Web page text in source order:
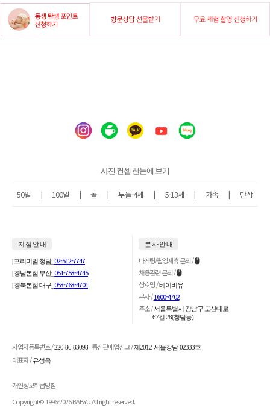
사진 컨셉 한눈에 보기
50일 | 100일 | 돌 | 두돌-4세 | 5-13세 | 가족 | 만삭
지 점 안 내
| 프리미엄 청담_ 02-512-7747
| 경남본점 부산_ 051-753-4745
| 경북본점 대구_ 053-763-4701
본 사 안 내
마케팅/촬영제휴 문의 /
채용관련 문의 /
상호명 /베이비유
본사 / 1600-4702
주소 /서울특별시 강남구 도산대로
67길 28(청담동)
사업자등록번호 /220-86-83098 통신판매업신고 /제2012-서울강남-02333호
대표자 /유성옥
개인정보취급방침
Copyright© 1996-2026 BABYU All right reserved.